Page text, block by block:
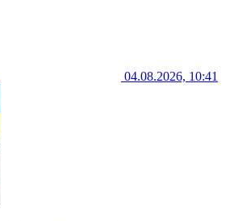
04.08.2026, 10:41